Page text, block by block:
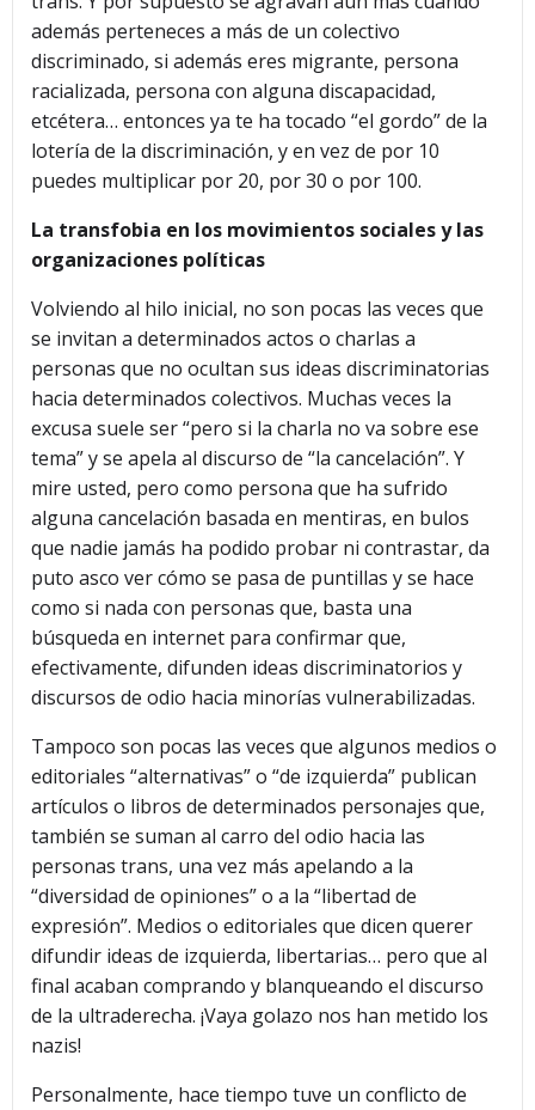
además perteneces a más de un colectivo
discriminado, si además eres migrante, persona
racializada, persona con alguna discapacidad,
etcétera… entonces ya te ha tocado “el gordo” de la
lotería de la discriminación, y en vez de por 10
puedes multiplicar por 20, por 30 o por 100.
La transfobia en los movimientos sociales y las
organizaciones políticas
Volviendo al hilo inicial, no son pocas las veces que
se invitan a determinados actos o charlas a
personas que no ocultan sus ideas discriminatorias
hacia determinados colectivos. Muchas veces la
excusa suele ser “pero si la charla no va sobre ese
tema” y se apela al discurso de “la cancelación”. Y
mire usted, pero como persona que ha sufrido
alguna cancelación basada en mentiras, en bulos
que nadie jamás ha podido probar ni contrastar, da
puto asco ver cómo se pasa de puntillas y se hace
como si nada con personas que, basta una
búsqueda en internet para confirmar que,
efectivamente, difunden ideas discriminatorios y
discursos de odio hacia minorías vulnerabilizadas.
Tampoco son pocas las veces que algunos medios o
editoriales “alternativas” o “de izquierda” publican
artículos o libros de determinados personajes que,
también se suman al carro del odio hacia las
personas trans, una vez más apelando a la
“diversidad de opiniones” o a la “libertad de
expresión”. Medios o editoriales que dicen querer
difundir ideas de izquierda, libertarias… pero que al
final acaban comprando y blanqueando el discurso
de la ultraderecha. ¡Vaya golazo nos han metido los
nazis!
Personalmente, hace tiempo tuve un conflicto de